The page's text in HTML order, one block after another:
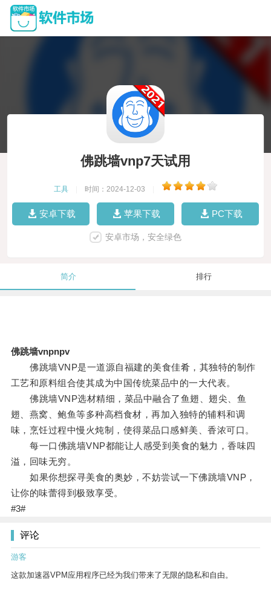
佛跳墙vnp7天试用
工具 时间：2024-12-03
安卓下载 苹果下载 PC下载
安卓市场，安全绿色
简介 排行
佛跳墙vnpnpv
佛跳墙VNP是一道源自福建的美食佳肴，其独特的制作
工艺和原料组合使其成为中国传统菜品中的一大代表。
佛跳墙VNP选材精细，菜品中融合了鱼翅、翅尖、鱼
翅、燕窝、鲍鱼等多种高档食材，再加入独特的辅料和调
味，烹饪过程中慢火炖制，使得菜品口感鲜美、香浓可口。
每一口佛跳墙VNP都能让人感受到美食的魅力，香味四
溢，回味无穷。
如果你想探寻美食的奥妙，不妨尝试一下佛跳墙VNP，
让你的味蕾得到极致享受。
#3#
评论
游客
这款加速器VPM应用程序已经为我们带来了无限的隐私和自由。